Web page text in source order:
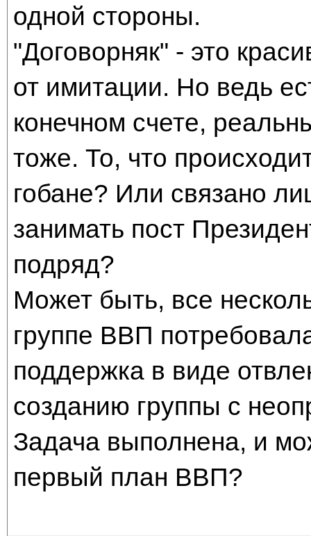
одной стороны.
"Договорняк" - это
от имитации. Но ведь
конечном счете,
тоже. То, что
гобане? Или связано
занимать пост
подряд?
Может быть, все
группе ВВП
поддержка в виде
созданию группы с
Задача выполнена, и
первый план ВВП?